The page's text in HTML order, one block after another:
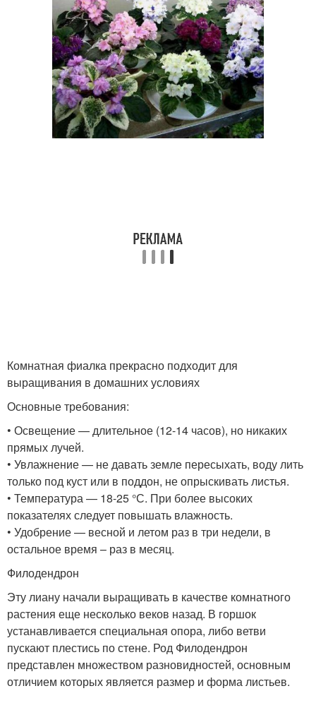
Комнатная фиалка прекрасно подходит для
выращивания в домашних условиях
Основные требования:
• Освещение — длительное (12-14 часов), но никаких
прямых лучей.
• Увлажнение — не давать земле пересыхать, воду лить
только под куст или в поддон, не опрыскивать листья.
• Температура — 18-25 °С. При более высоких
показателях следует повышать влажность.
• Удобрение — весной и летом раз в три недели, в
остальное время – раз в месяц.
Филодендрон
Эту лиану начали выращивать в качестве комнатного
растения еще несколько веков назад. В горшок
устанавливается специальная опора, либо ветви
пускают плестись по стене. Род Филодендрон
представлен множеством разновидностей, основным
отличием которых является размер и форма листьев.